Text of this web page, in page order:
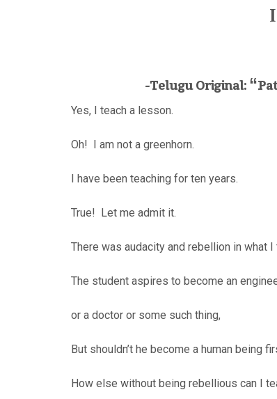
-Telugu Original:
Yes, I teach a lesson.
Oh! I am not a greenhorn.
I have been teaching for ten years.
True! Let me admit it.
There was audacity and rebellion in what I
The student aspires to become an
or a doctor or some such thing,
But shouldn’t he become a human being
How else without being rebellious can I